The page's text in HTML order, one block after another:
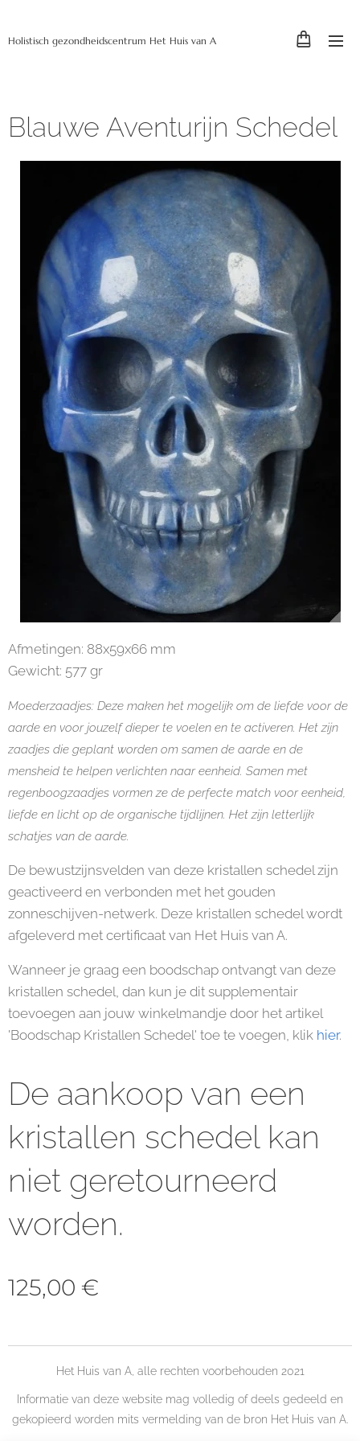
Holistisch gezondheidscentrum Het Huis van A
Blauwe Aventurijn Schedel
Afmetingen: 88x59x66 mm
Gewicht: 577 gr
Moederzaadjes: Deze maken het mogelijk om de liefde voor de
aarde en voor jouzelf dieper te voelen en te activeren. Het zijn
zaadjes die geplant worden om samen de aarde en de
mensheid te helpen verlichten naar eenheid. Samen met
regenboogzaadjes vormen ze de perfecte match voor eenheid,
liefde en licht op de organische tijdlijnen. Het zijn letterlijk
schatjes van de aarde.
De bewustzijnsvelden van deze kristallen schedel zijn
geactiveerd en verbonden met het gouden
zonneschijven-netwerk. Deze kristallen schedel wordt
afgeleverd met certificaat van Het Huis van A.
Wanneer je graag een boodschap ontvangt van deze
kristallen schedel, dan kun je dit supplementair
toevoegen aan jouw winkelmandje door het artikel
'Boodschap Kristallen Schedel' toe te voegen, klik hier.
De aankoop van een
kristallen schedel kan
niet geretourneerd
worden.
125,00 €
Het Huis van A, alle rechten voorbehouden 2021
Informatie van deze website mag volledig of deels gedeeld en
gekopieerd worden mits vermelding van de bron Het Huis van A.